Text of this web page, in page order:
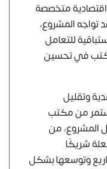
متخصصة
تواجه المشروع،
للتعامل
في تحسين
وتقليل
من مكتب
المشروع، من
شريكًا
وتوسعها بشكل